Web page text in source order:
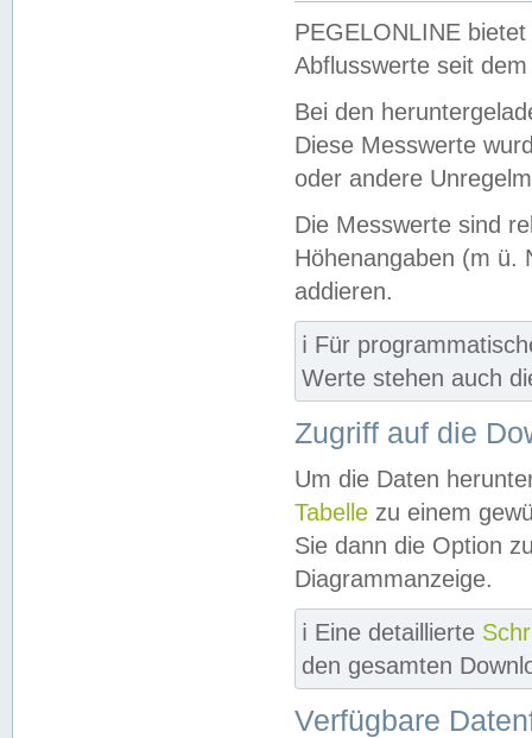
PEGELONLINE
Abflusswerte seit
Bei den
Diese Messwerte
oder andere
Die Messwerte sind
Höhenangaben (m ü.
addieren.
ℹ️ Für
Werte stehen auch
Zugriff auf die
Um die Daten
Tabelle zu einem
Sie dann die Option
Diagrammanzeige.
ℹ️ Eine detaillierte
den gesamten
Verfügbare